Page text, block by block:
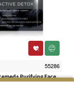
55286
Purifying Face
Carbon 2x5ml